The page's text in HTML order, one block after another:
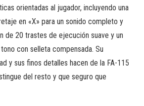
orientadas al jugador, incluyendo una
en «X» para un sonido completo y
de 20 trastes de ejecución suave y un
con selleta compensada. Su
y sus finos detalles hacen de la FA-115
del resto y que seguro que